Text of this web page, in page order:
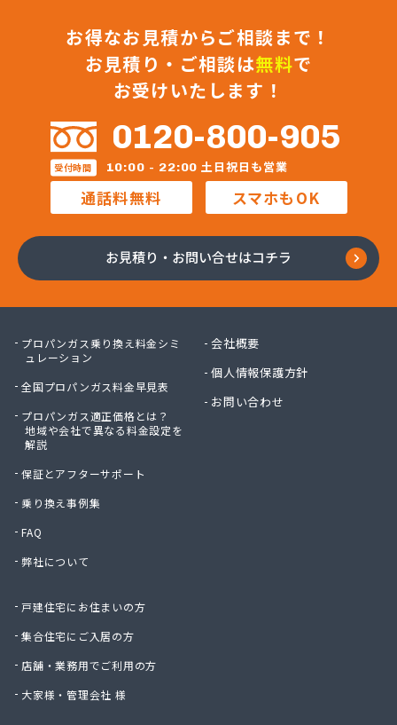
お得なお見積からご相談まで！
お見積り・ご相談は無料で
お受けいたします！
0120-800-905
受付時間 10:00 - 22:00 土日祝日も営業
通話料無料 スマホもOK
お見積り・お問い合せはコチラ
プロパンガス乗り換え料金シミ
ュレーション
全国プロパンガス料金早見表
プロパンガス適正価格とは？
地域や会社で異なる料金設定を
解説
保証とアフターサポート
乗り換え事例集
FAQ
弊社について
戸建住宅にお住まいの方
集合住宅にご入居の方
店舗・業務用でご利用の方
大家様・管理会社 様
会社概要
個人情報保護方針
お問い合わせ